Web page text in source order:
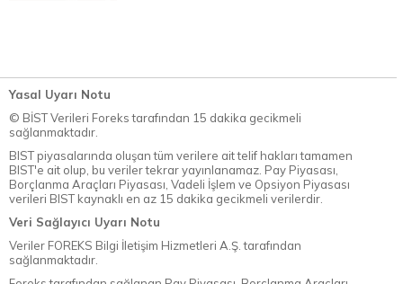
Yasal Uyarı Notu
© BİST Verileri Foreks tarafından 15 dakika gecikmeli
sağlanmaktadır.
BIST piyasalarında oluşan tüm verilere ait telif hakları tamamen
BIST'e ait olup, bu veriler tekrar yayınlanamaz. Pay Piyasası,
Borçlanma Araçları Piyasası, Vadeli İşlem ve Opsiyon Piyasası
verileri BIST kaynaklı en az 15 dakika gecikmeli verilerdir.
Veri Sağlayıcı Uyarı Notu
Veriler FOREKS Bilgi İletişim Hizmetleri A.Ş. tarafından
sağlanmaktadır.